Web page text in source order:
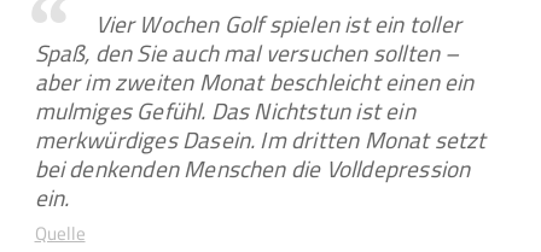
Vier Wochen Golf spielen ist ein toller
Spaß, den Sie auch mal versuchen sollten –
aber im zweiten Monat beschleicht einen ein
mulmiges Gefühl. Das Nichtstun ist ein
merkwürdiges Dasein. Im dritten Monat setzt
bei denkenden Menschen die Volldepression
ein.
Quelle